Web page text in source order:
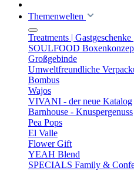
Themenwelten
Treatments |
SOULFOOD
Großgebinde
Umweltfreundliche
Bombus
Wajos
VIVANI - der neue Katalog
Barnhouse - Knuspergenuss
Pea Pops
El Valle
Flower Gift
YEAH Blend
SPECIALS Family &